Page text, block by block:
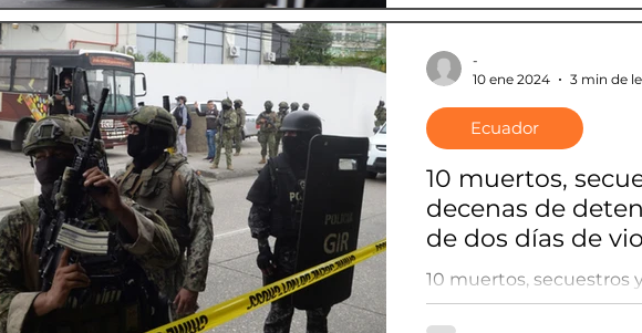
10 muertos,
decenas de
de dos días de
en Ecuador
10 muertos, secuestros
detenidos: el saldo de
Ecuador
-
10 ene 2024
3 min de